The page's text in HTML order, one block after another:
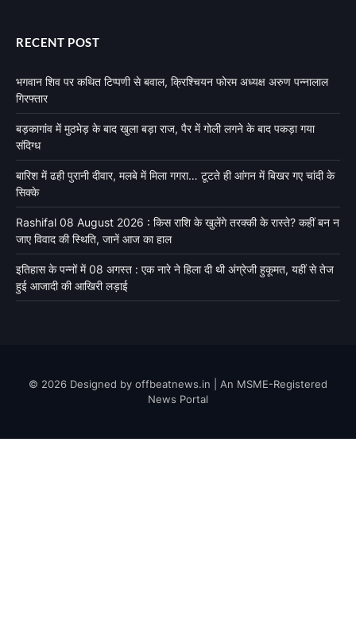
RECENT POST
भगवान शिव पर कथित टिप्पणी से बवाल, क्रिश्चियन फोरम अध्यक्ष अरुण पन्नालाल
गिरफ्तार
बड़कागांव में मुठभेड़ के बाद खुला बड़ा राज, पैर में गोली लगने के बाद पकड़ा गया
संदिग्ध
बारिश में ढही पुरानी दीवार, मलबे में मिला गगरा… टूटते ही आंगन में बिखर गए चांदी के
सिक्के
Rashifal 08 August 2026 : किस राशि के खुलेंगे तरक्की के रास्ते? कहीं बन न
जाए विवाद की स्थिति, जानें आज का हाल
इतिहास के पन्नों में 08 अगस्त : एक नारे ने हिला दी थी अंग्रेजी हुकूमत, यहीं से तेज
हुई आजादी की आखिरी लड़ाई
© 2026 Designed by offbeatnews.in | An MSME-Registered
News Portal